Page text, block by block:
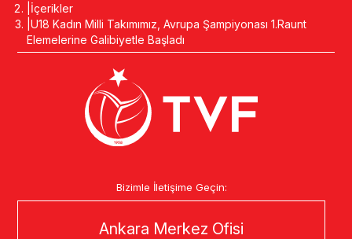
İçerikler
U18 Kadın Milli Takımımız, Avrupa Şampiyonası 1.Raunt
Elemelerine Galibiyetle Başladı
Bizimle İletişime Geçin:
Ankara Merkez Ofisi